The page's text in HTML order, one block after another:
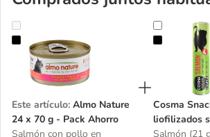
Almo Nature 24 x 70 g - Pack Ahorro
Este artículo: Almo Nature
24 x 70 g - Pack Ahorro
Salmón con pollo en
Cosma
Cosma
liofilizados
gatos
Salmón (21